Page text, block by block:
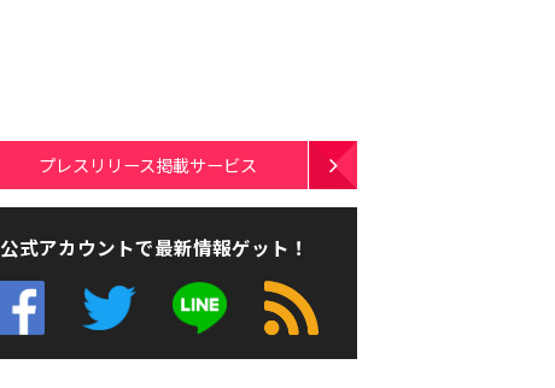
プレスリリース掲載サービス
公式アカウントで最新情報ゲット！